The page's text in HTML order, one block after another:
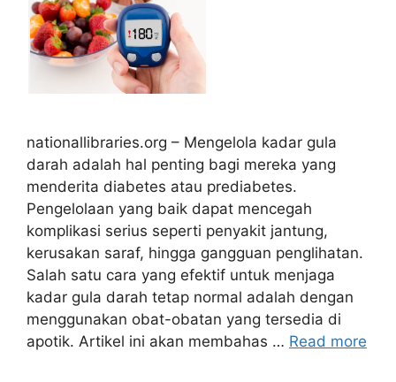
nationallibraries.org – Mengelola kadar gula
darah adalah hal penting bagi mereka yang
menderita diabetes atau prediabetes.
Pengelolaan yang baik dapat mencegah
komplikasi serius seperti penyakit jantung,
kerusakan saraf, hingga gangguan penglihatan.
Salah satu cara yang efektif untuk menjaga
kadar gula darah tetap normal adalah dengan
menggunakan obat-obatan yang tersedia di
apotik. Artikel ini akan membahas … Read more